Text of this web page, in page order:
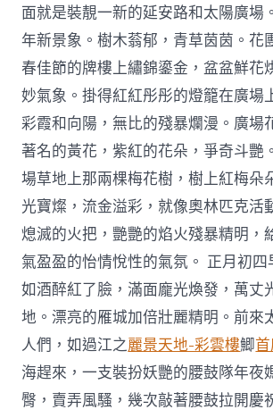
面就是裝靚一新的延安路和太陽廣場
年新景象。樹木蓊郁，青草茵茵。花
春佳節的牌樓上繡錦鎏金，盆盆鮮花
妙氣象。掛得紅紅彤彤的燈籠在廣場
彩霞和向陽，無比的殘暴爛漫。廣場
著名的黃花，紫紅的花朵，爭奇斗艷
場草地上那兩棵梅花樹，樹上紅梅朵
光寶燦，流金溢彩，就像奧林匹克活
熄滅的火把，艷艷的焰火殘暴精明，
氣盈盈的怡情悅性的氣氛。 正月初
如酒醉紅了臉，滿面龐光煥發，萬丈
地。漂亮的雁城加倍壯麗精明。前來
人們，如過江之麗景天地-彩雲樓鯽
海趕來，一支裝扮妖艷的腰鼓隊年夜
臀，賣弄風騷，幾次敲著腰鼓拉開慶